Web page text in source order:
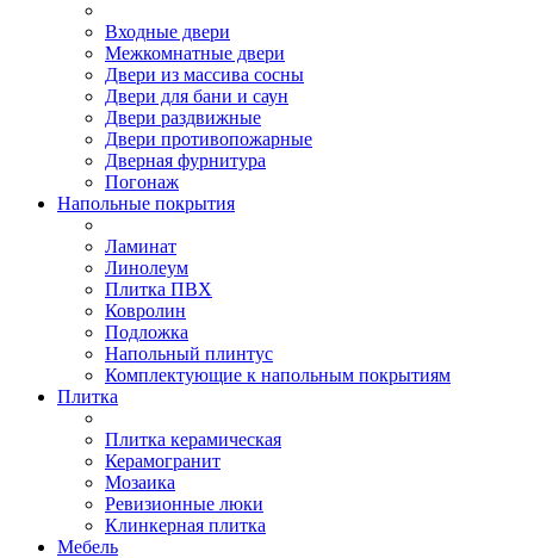
Входные двери
Межкомнатные двери
Двери из массива сосны
Двери для бани и саун
Двери раздвижные
Двери противопожарные
Дверная фурнитура
Погонаж
Напольные покрытия
Ламинат
Линолеум
Плитка ПВХ
Ковролин
Подложка
Напольный плинтус
Комплектующие к напольным покрытиям
Плитка
Плитка керамическая
Керамогранит
Мозаика
Ревизионные люки
Клинкерная плитка
Мебель